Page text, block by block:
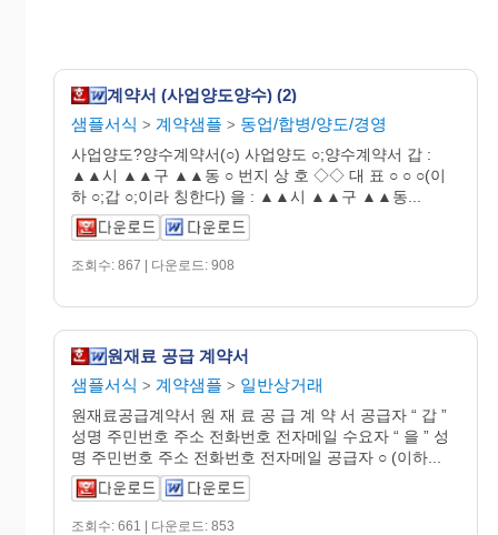
계약서 (사업양도양수) (2)
샘플서식 > 계약샘플 > 동업/합병/양도/경영
사업양도?양수계약서(○) 사업양도 ○;양수계약서 갑 :
▲▲시 ▲▲구 ▲▲동 ○ 번지 상 호 ◇◇ 대 표 ○ ○ ○(이
하 ○;갑 ○;이라 칭한다) 을 : ▲▲시 ▲▲구 ▲▲동...
조회수: 867 | 다운로드: 908
원재료 공급 계약서
샘플서식 > 계약샘플 > 일반상거래
원재료공급계약서 원 재 료 공 급 계 약 서 공급자 “ 갑 ”
성명 주민번호 주소 전화번호 전자메일 수요자 “ 을 ” 성
명 주민번호 주소 전화번호 전자메일 공급자 ○ (이하...
조회수: 661 | 다운로드: 853